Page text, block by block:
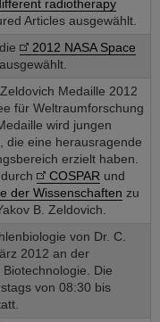
radiotherapy
Articles ausgewählt.
2012 NASA Space
ausgewählt.
Medaille 2012
für Weltraumforschung
wird jungen
die eine herausragende
erzielt haben.
COSPAR und
der Wissenschaften zu
B. Zeldovich.
von Dr. C.
2012 an der
Die
von 08:30 bis